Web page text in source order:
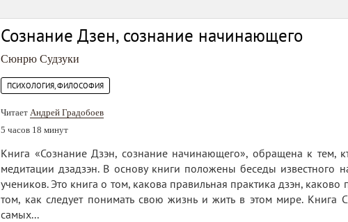
Сознание Дзен, сознание начинающего
Сюнрю Судзуки
ПСИХОЛОГИЯ, ФИЛОСОФИЯ
Читает Андрей Градобоев
5 часов 18 минут
Книга «Сознание Дзэн, сознание начинающего», обращена к тем,
медитации дзадзэн. В основу книги положены беседы известного
учеников. Это книга о том, какова правильная практика дзэн,
том, как следует понимать свою жизнь и жить в этом мире. Книга
самых...